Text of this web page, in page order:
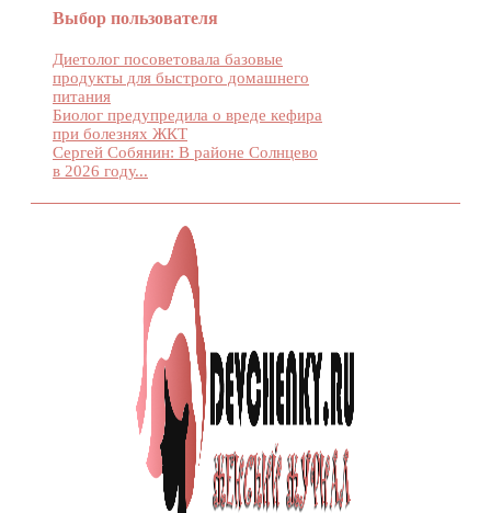
Выбор пользователя
Диетолог посоветовала базовые
продукты для быстрого домашнего
питания
Биолог предупредила о вреде кефира
при болезнях ЖКТ
Сергей Собянин: В районе Солнцево
в 2026 году...